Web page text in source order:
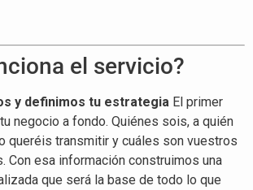
el servicio?
y definimos tu estrategia El primer
negocio a fondo. Quiénes sois, a quién
queréis transmitir y cuáles son vuestros
Con esa información construimos una
que será la base de todo lo que